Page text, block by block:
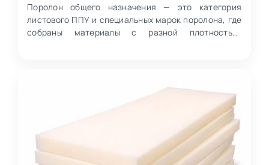
Поролон общего назначения — это категория
листового ППУ и специальных марок поролона, где
собраны материалы с разной плотностью,